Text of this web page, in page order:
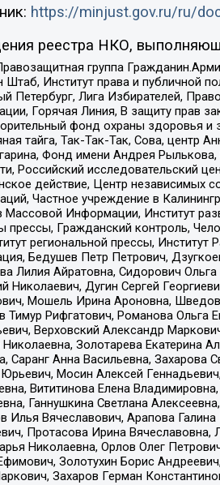
https://minjust.gov.ru/ru/
реестра НКО,
группа
Штаб, Институт права и публичной
Петербург, Лига Избирателей,
Горячая Линия, В защиту прав
фонд охраны здоровья
тайга, Так-Так-Так, Сова, центр
Фонд имени Андрея
Российский исследовательский
действие, Центр независимых
Частное учреждение в
Массовой Информации, Институт
прессы, Гражданский контроль,
региональной прессы,
Бедушев Петр Петрович,
Лилия Айратовна, Сидорович Ольга
Николаевич, Дугин Сергей
Мошель Ирина Ароновна,
Тимур Рифгатович, Романова Ольга
Верховский Александр
Николаевна, Золотарева Екатерина
Саранг Анна Васильевна, Захарова
Мосин Алексей
Вититинова Елена
Ганнушкина Светлана
Илья Вячеславович, Арапова
Протасова Ирина
Николаевна, Орлов Олег
Золотухин Борис
Захаров Герман